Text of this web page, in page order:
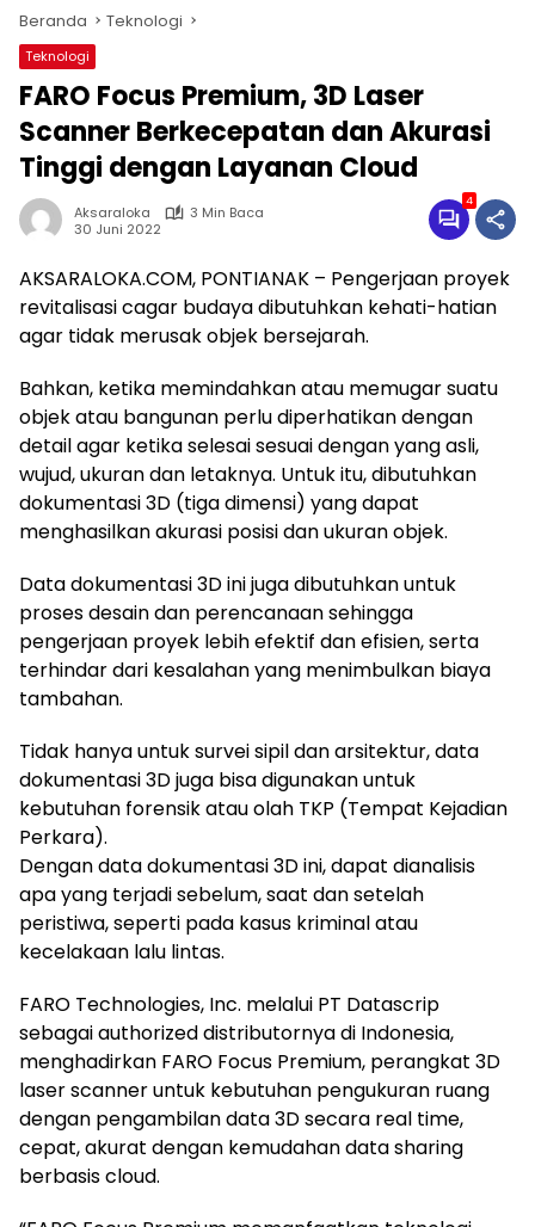
Beranda Teknologi
Teknologi
FARO Focus Premium, 3D Laser
Scanner Berkecepatan dan Akurasi
Tinggi dengan Layanan Cloud
Aksaraloka
3 Min Baca
30 Juni 2022
4
AKSARALOKA.COM, PONTIANAK – Pengerjaan proyek
revitalisasi cagar budaya dibutuhkan kehati-hatian
agar tidak merusak objek bersejarah.
Bahkan, ketika memindahkan atau memugar suatu
objek atau bangunan perlu diperhatikan dengan
detail agar ketika selesai sesuai dengan yang asli,
wujud, ukuran dan letaknya. Untuk itu, dibutuhkan
dokumentasi 3D (tiga dimensi) yang dapat
menghasilkan akurasi posisi dan ukuran objek.
Data dokumentasi 3D ini juga dibutuhkan untuk
proses desain dan perencanaan sehingga
pengerjaan proyek lebih efektif dan efisien, serta
terhindar dari kesalahan yang menimbulkan biaya
tambahan.
Tidak hanya untuk survei sipil dan arsitektur, data
dokumentasi 3D juga bisa digunakan untuk
kebutuhan forensik atau olah TKP (Tempat Kejadian
Perkara).
Dengan data dokumentasi 3D ini, dapat dianalisis
apa yang terjadi sebelum, saat dan setelah
peristiwa, seperti pada kasus kriminal atau
kecelakaan lalu lintas.
FARO Technologies, Inc. melalui PT Datascrip
sebagai authorized distributornya di Indonesia,
menghadirkan FARO Focus Premium, perangkat 3D
laser scanner untuk kebutuhan pengukuran ruang
dengan pengambilan data 3D secara real time,
cepat, akurat dengan kemudahan data sharing
berbasis cloud.